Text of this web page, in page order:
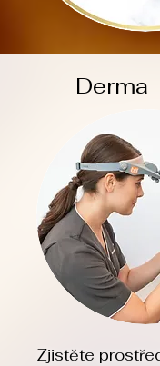
Derma
Zjistěte